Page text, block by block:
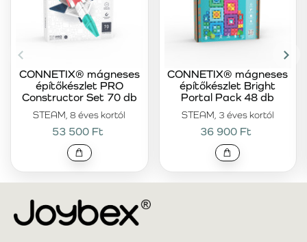
STEAM, 8 éves kortól
CONNETIX® mágneses
építőkészlet PRO
Constructor Set 70 db
53 500 Ft
STEAM, 3 éves kortól
CONNETIX® mágneses
építőkészlet Bright
Portal Pack 48 db
36 900 Ft